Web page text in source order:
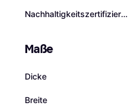
Maße
Dicke
Breite